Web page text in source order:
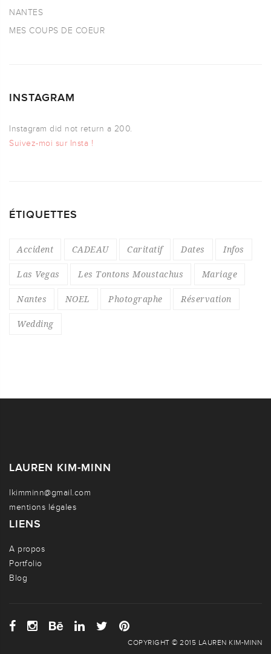
NANTES
MES COUPS DE COEUR
INSTAGRAM
Instagram did not return a 200.
Suivez-moi sur Insta !
ÉTIQUETTES
Accident CADEAU Caritatif Dates Infos
Las Vegas Les Tontons Moustachus Mariage
Nantes NOEL Photographe Réservation
Wedding
LAUREN KIM-MINN
lkimminn@gmail.com
mentions légales
LIENS
A propos
Portfolio
Blog
COPYRIGHT © 2015 LAUREN KIM-MINN